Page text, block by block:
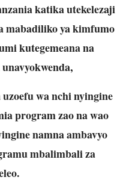
katika utekelezaji
mabadiliko ya kimfumo
kutegemeana na
wa nchi nyingine
program zao na wao
namna ambavyo
mbalimbali za